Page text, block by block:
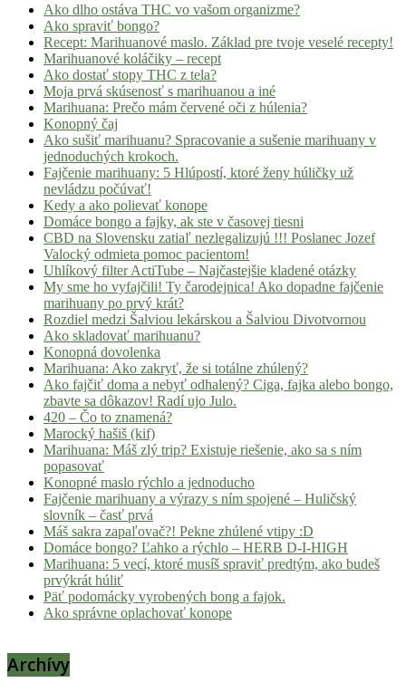
Ako dlho ostáva THC vo vašom organizme?
Ako spraviť bongo?
Recept: Marihuanové maslo. Základ pre tvoje veselé recepty!
Marihuanové koláčiky – recept
Ako dostať stopy THC z tela?
Moja prvá skúsenosť s marihuanou a iné
Marihuana: Prečo mám červené oči z húlenia?
Konopný čaj
Ako sušiť marihuanu? Spracovanie a sušenie marihuany v
jednoduchých krokoch.
Fajčenie marihuany: 5 Hlúpostí, ktoré ženy húličky už
nevládzu počúvať!
Kedy a ako polievať konope
Domáce bongo a fajky, ak ste v časovej tiesni
CBD na Slovensku zatiaľ nezlegalizujú !!! Poslanec Jozef
Valocký odmieta pomoc pacientom!
Uhlíkový filter ActiTube – Najčastejšie kladené otázky
My sme ho vyfajčili! Ty čarodejnica! Ako dopadne fajčenie
marihuany po prvý krát?
Rozdiel medzi Šalviou lekárskou a Šalviou Divotvornou
Ako skladovať marihuanu?
Konopná dovolenka
Marihuana: Ako zakryť, že si totálne zhúlený?
Ako fajčiť doma a nebyť odhalený? Ciga, fajka alebo bongo,
zbavte sa dôkazov! Radí ujo Julo.
420 – Čo to znamená?
Marocký hašiš (kif)
Marihuana: Máš zlý trip? Existuje riešenie, ako sa s ním
popasovať
Konopné maslo rýchlo a jednoducho
Fajčenie marihuany a výrazy s ním spojené – Huličský
slovník – časť prvá
Máš sakra zapaľovač?! Pekne zhúlené vtipy :D
Domáce bongo? Ľahko a rýchlo – HERB D-I-HIGH
Marihuana: 5 vecí, ktoré musíš spraviť predtým, ako budeš
prvýkrát húliť
Päť podomácky vyrobených bong a fajok.
Ako správne oplachovať konope
Archívy